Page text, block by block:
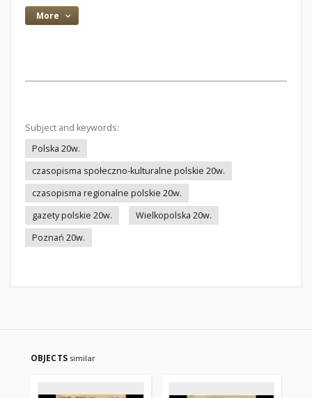
More
Subject and keywords:
Polska 20w.
czasopisma społeczno-kulturalne polskie 20w.
czasopisma regionalne polskie 20w.
gazety polskie 20w.
Wielkopolska 20w.
Poznań 20w.
OBJECTS similar